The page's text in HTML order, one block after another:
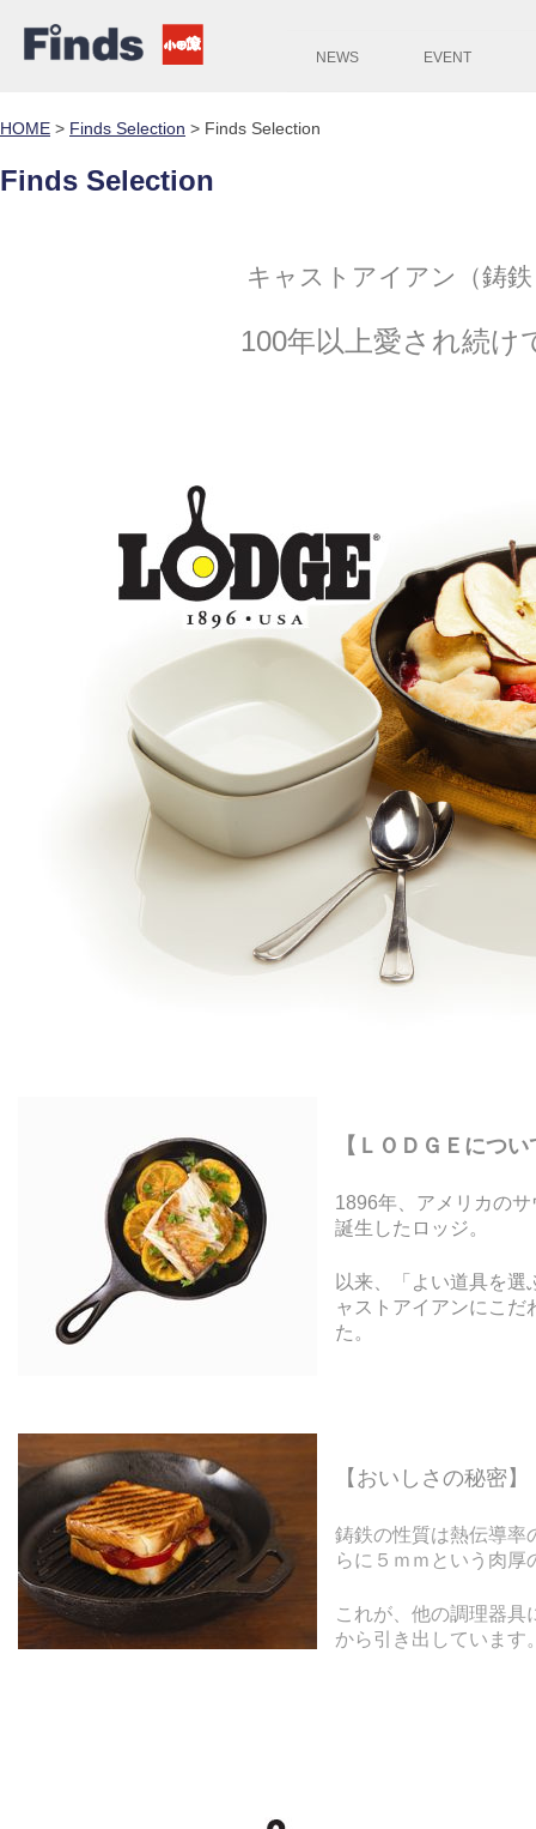
NEWS EVENT
HOME > Finds Selection > Finds Selection
Finds Selection
キャストアイアン（鋳
100年以上愛され続け
【ＬＯＤＧＥについ
1896年、アメリカの
誕生したロッジ。
以来、「よい道具を
ャストアイアンにこだ
た。
【おいしさの秘密】
鋳鉄の性質は熱伝導率
らに５ｍｍという肉
これが、他の調理器具
から引き出しています